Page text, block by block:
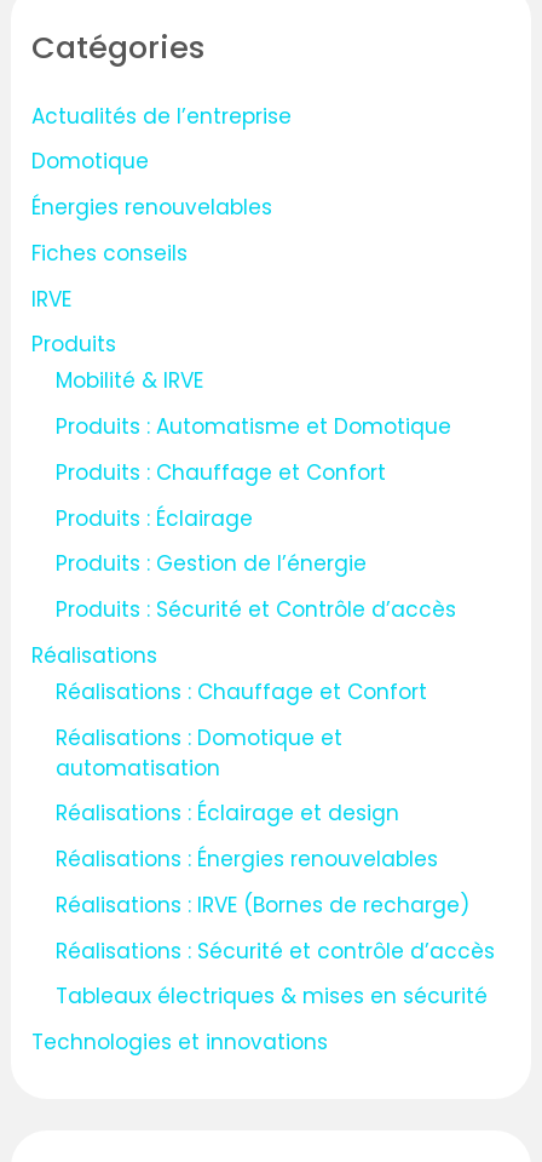
e
c
h
e
r
:
Catégories
Actualités de l’entreprise
Domotique
Énergies renouvelables
Fiches conseils
IRVE
Produits
Mobilité & IRVE
Produits : Automatisme et Domotique
Produits : Chauffage et Confort
Produits : Éclairage
Produits : Gestion de l’énergie
Produits : Sécurité et Contrôle d’accès
Réalisations
Réalisations : Chauffage et Confort
Réalisations : Domotique et
automatisation
Réalisations : Éclairage et design
Réalisations : Énergies renouvelables
Réalisations : IRVE (Bornes de recharge)
Réalisations : Sécurité et contrôle d’accès
Tableaux électriques & mises en sécurité
Technologies et innovations